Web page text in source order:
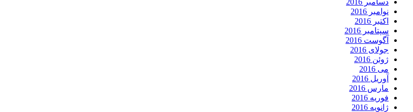
نوامبر 2016
اکتبر 2016
سپتامبر 2016
آگوست 2016
جولای 2016
ژوئن 2016
می 2016
آوریل 2016
مارس 2016
فوریه 2016
ژانویه 2016